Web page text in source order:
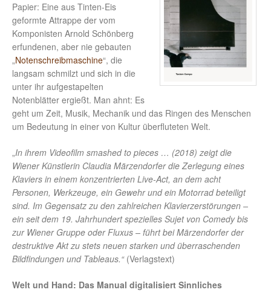
Papier: Eine aus Tinten-Eis
geformte Attrappe der vom
Komponisten Arnold Schönberg
erfundenen, aber nie gebauten
„Notenschreibmaschine“, die
langsam schmilzt und sich in die
unter ihr aufgestapelten
Notenblätter ergießt. Man ahnt: Es
geht um Zeit, Musik, Mechanik und das Ringen des Menschen
um Bedeutung in einer von Kultur überfluteten Welt.
„In ihrem Videofilm smashed to pieces … (2018) zeigt die
Wiener Künstlerin Claudia Märzendorfer die Zerlegung eines
Klaviers in einem konzentrierten Live-Act, an dem acht
Personen, Werkzeuge, ein Gewehr und ein Motorrad beteiligt
sind. Im Gegensatz zu den zahlreichen Klavierzerstörungen –
ein seit dem 19. Jahrhundert spezielles Sujet von Comedy bis
zur Wiener Gruppe oder Fluxus – führt bei Märzendorfer der
destruktive Akt zu stets neuen starken und überraschenden
Bildfindungen und Tableaus.“(Verlagstext)
Welt und Hand: Das Manual digitalisiert Sinnliches